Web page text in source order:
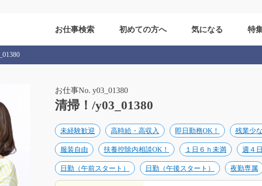
お仕事検索 初めての方へ 気になる 特
お仕事No. y03_01380
清掃！/y03_01380
未経験歓迎 高時給・高収入 即日勤務OK！ 残業少
服装自由 扶養控除内相談OK！ １日６ｈ未満 週４
日勤（午前スタート） 日勤（午後スタート） 夜勤専属